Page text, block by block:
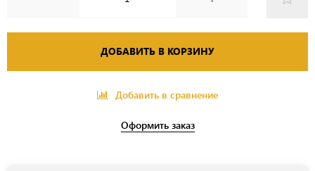
ДОБАВИТЬ В КОРЗИНУ
Добавить в сравнение
Оформить заказ